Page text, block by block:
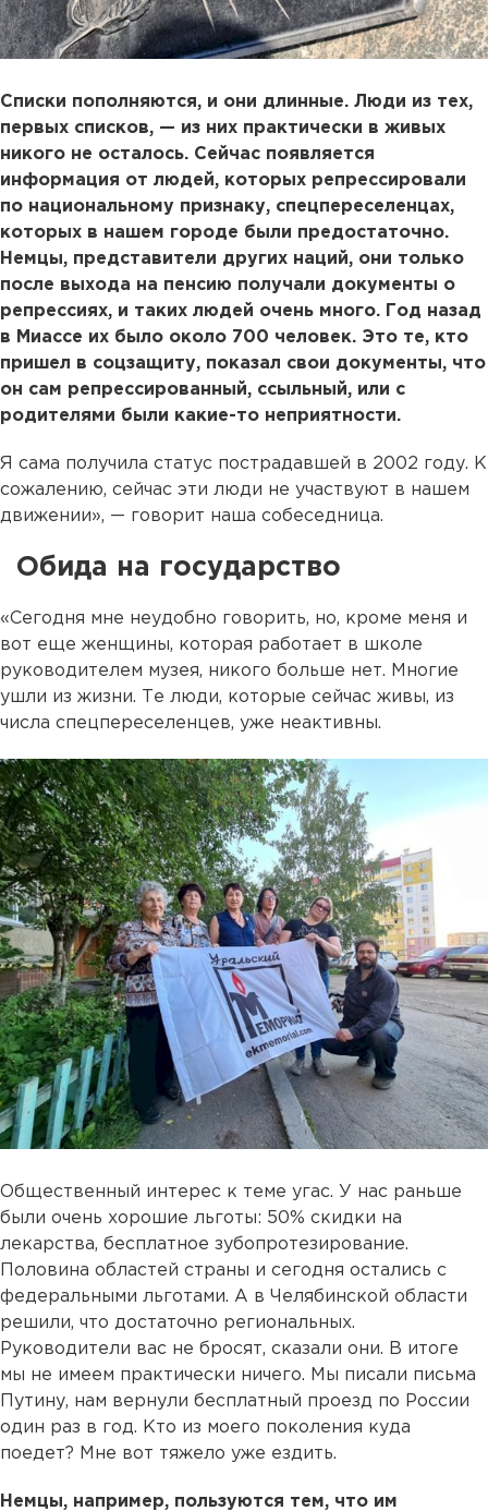
Списки пополняются, и они длинные. Люди из тех,
первых списков, — из них практически в живых
никого не осталось. Сейчас появляется
информация от людей, которых репрессировали
по национальному признаку, спецпереселенцах,
которых в нашем городе были предостаточно.
Немцы, представители других наций, они только
после выхода на пенсию получали документы о
репрессиях, и таких людей очень много. Год назад
в Миассе их было около 700 человек. Это те, кто
пришел в соцзащиту, показал свои документы, что
он сам репрессированный, ссыльный, или с
родителями были какие-то неприятности.
Я сама получила статус пострадавшей в 2002 году. К
сожалению, сейчас эти люди не участвуют в нашем
движении», — говорит наша собеседница.
Обида на государство
«Сегодня мне неудобно говорить, но, кроме меня и
вот еще женщины, которая работает в школе
руководителем музея, никого больше нет. Многие
ушли из жизни. Те люди, которые сейчас живы, из
числа спецпереселенцев, уже неактивны.
Общественный интерес к теме угас. У нас раньше
были очень хорошие льготы: 50% скидки на
лекарства, бесплатное зубопротезирование.
Половина областей страны и сегодня остались с
федеральными льготами. А в Челябинской области
решили, что достаточно региональных.
Руководители вас не бросят, сказали они. В итоге
мы не имеем практически ничего. Мы писали письма
Путину, нам вернули бесплатный проезд по России
один раз в год. Кто из моего поколения куда
поедет? Мне вот тяжело уже ездить.
Немцы, например, пользуются тем, что им